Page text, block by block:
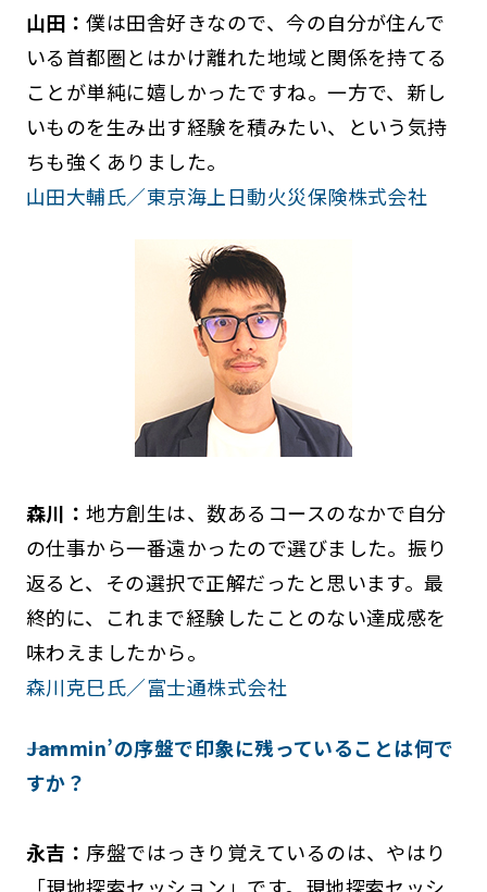
山田：僕は田舎好きなので、今の自分が住んで
いる首都圏とはかけ離れた地域と関係を持てる
ことが単純に嬉しかったですね。一方で、新し
いものを生み出す経験を積みたい、という気持
ちも強くありました。
山田大輔氏／東京海上日動火災保険株式会社
森川：地方創生は、数あるコースのなかで自分
の仕事から一番遠かったので選びました。振り
返ると、その選択で正解だったと思います。最
終的に、これまで経験したことのない達成感を
味わえましたから。
森川克巳氏／富士通株式会社
――Jammin’の序盤で印象に残っていることは何で
すか？
永吉： 序盤ではっきり覚えているのは、やはり